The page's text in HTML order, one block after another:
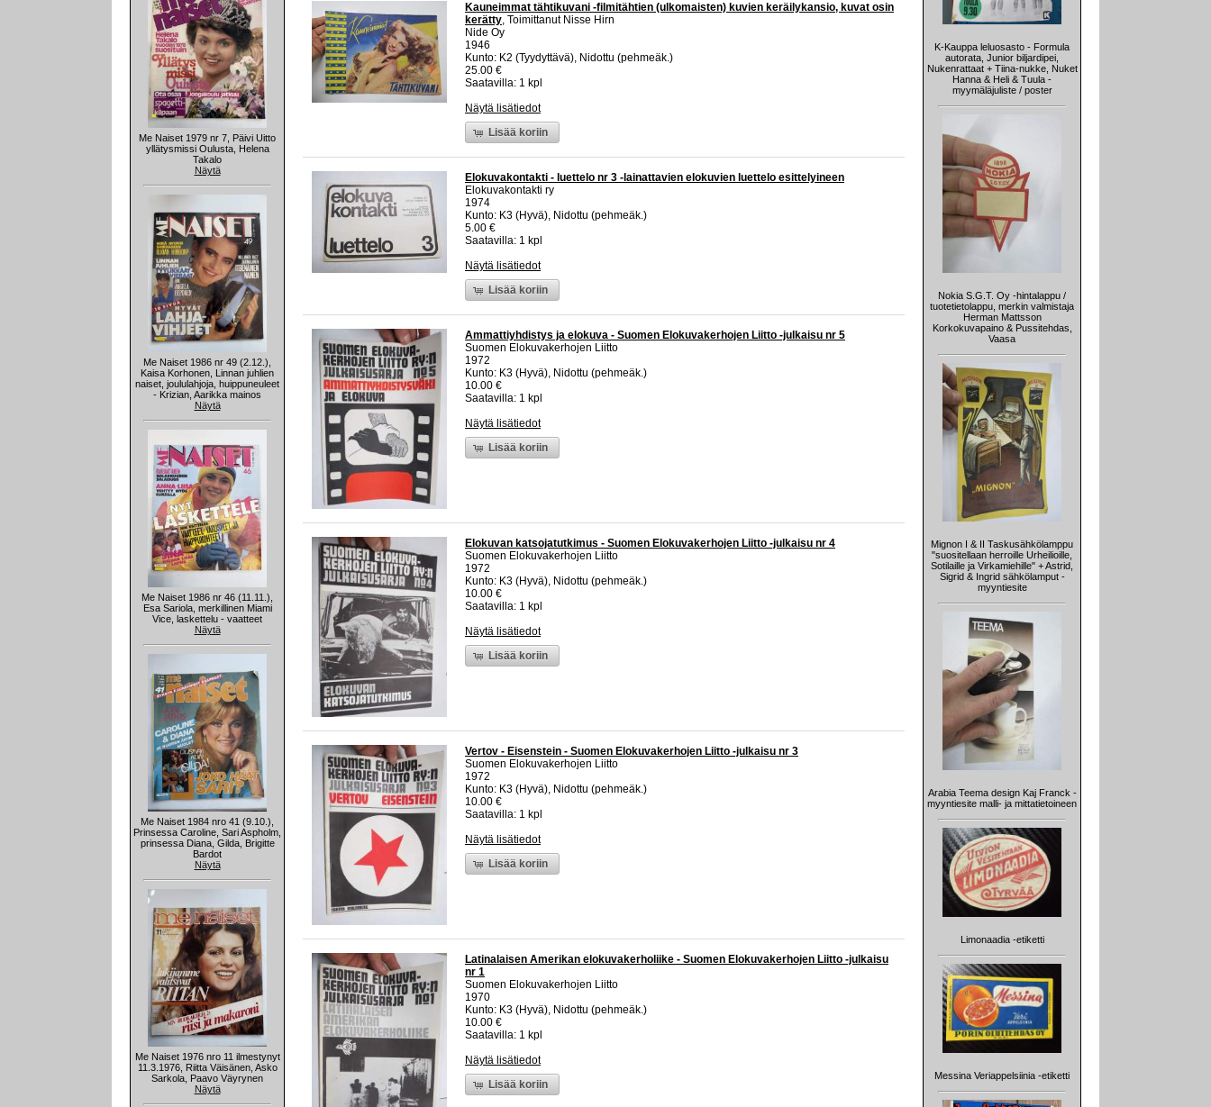
Me Naiset 1979 nr 7, Päivi Uitto
yllätysmissi Oulusta, Helena
Takalo
Näytä
Me Naiset 1986 nr 49 (2.12.),
Kaisa Korhonen, Linnan juhlien
naiset, joululahjoja, huippuneuleet
- Krizian, Aarikka mainos
Näytä
Me Naiset 1986 nr 46 (11.11.),
Esa Sariola, merkillinen Miami
Vice, laskettelu - vaatteet
Näytä
Me Naiset 1984 nro 41 (9.10.),
Prinsessa Caroline, Sari Aspholm,
prinsessa Diana, Gilda, Brigitte
Bardot
Näytä
Me Naiset 1976 nro 11 ilmestynyt
11.3.1976, Riitta Väisänen, Asko
Sarkola, Paavo Väyrynen
Näytä
Kauneimmat tähtikuvani -filmitähtien (ulkomaisten) kuvien keräilykansio, kuvat osin
kerätty, Toimittanut Nisse Hirn
Nide Oy
1946
Kunto: K2 (Tyydyttävä), Nidottu (pehmeäk.)
25.00 €
Saatavilla: 1 kpl
Näytä lisätiedot
Lisää koriin
Elokuvakontakti - luettelo nr 3 -lainattavien elokuvien luettelo esittelyineen
Elokuvakontakti ry
1974
Kunto: K3 (Hyvä), Nidottu (pehmeäk.)
5.00 €
Saatavilla: 1 kpl
Näytä lisätiedot
Lisää koriin
Ammattiyhdistys ja elokuva - Suomen Elokuvakerhojen Liitto -julkaisu nr 5
Suomen Elokuvakerhojen Liitto
1972
Kunto: K3 (Hyvä), Nidottu (pehmeäk.)
10.00 €
Saatavilla: 1 kpl
Näytä lisätiedot
Lisää koriin
Elokuvan katsojatutkimus - Suomen Elokuvakerhojen Liitto -julkaisu nr 4
Suomen Elokuvakerhojen Liitto
1972
Kunto: K3 (Hyvä), Nidottu (pehmeäk.)
10.00 €
Saatavilla: 1 kpl
Näytä lisätiedot
Lisää koriin
Vertov - Eisenstein - Suomen Elokuvakerhojen Liitto -julkaisu nr 3
Suomen Elokuvakerhojen Liitto
1972
Kunto: K3 (Hyvä), Nidottu (pehmeäk.)
10.00 €
Saatavilla: 1 kpl
Näytä lisätiedot
Lisää koriin
Latinalaisen Amerikan elokuvakerholiike - Suomen Elokuvakerhojen Liitto -julkaisu
nr 1
Suomen Elokuvakerhojen Liitto
1970
Kunto: K3 (Hyvä), Nidottu (pehmeäk.)
10.00 €
Saatavilla: 1 kpl
Näytä lisätiedot
Lisää koriin
K-Kauppa leluosasto - Formula
autorata, Junior biljardipei,
Nukenrattaat + Tiina-nukke, Nuket
Hanna & Heli & Tuula -
myymäläjuliste / poster
Nokia S.G.T. Oy -hintalappu /
tuotetietolappu, merkin valmistaja
Herman Mattsson
Korkokuvapaino & Pussitehdas,
Vaasa
Mignon I & II Taskusähkölamppu
"suositellaan herroille Urheilioille,
Sotilaille ja Virkamiehille" + Astrid,
Sigrid & Ingrid sähkölamput -
myyntiesite
Arabia Teema design Kaj Franck -
myyntiesite malli- ja mittatietoineen
Limonaadia -etiketti
Messina Veriappelsiinia -etiketti